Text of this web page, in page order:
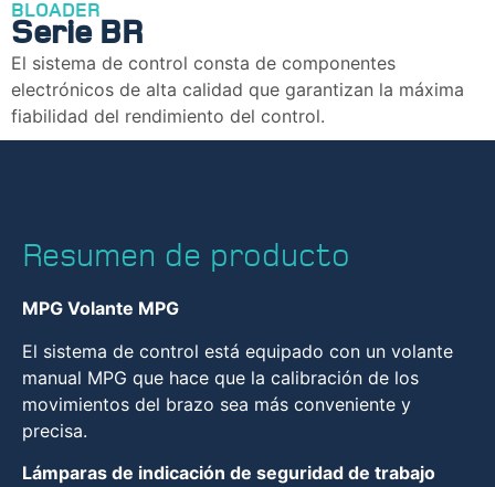
BLOADER
Serie BR
El sistema de control consta de componentes
electrónicos de alta calidad que garantizan la máxima
fiabilidad del rendimiento del control.
Resumen de producto
MPG Volante MPG
El sistema de control está equipado con un volante
manual MPG que hace que la calibración de los
movimientos del brazo sea más conveniente y
precisa.
Lámparas de indicación de seguridad de trabajo